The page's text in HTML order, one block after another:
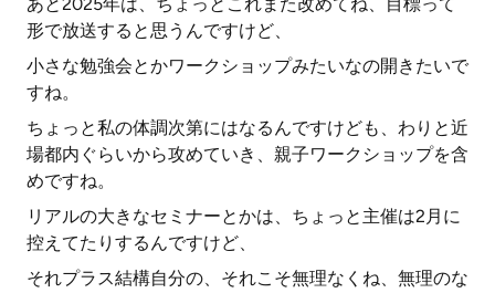
形で放送すると思うんですけど、
小さな勉強会とかワークショップみたいなの開きたいで
すね。
ちょっと私の体調次第にはなるんですけども、わりと近
場都内ぐらいから攻めていき、親子ワークショップを含
めですね。
リアルの大きなセミナーとかは、ちょっと主催は2月に
控えてたりするんですけど、
それプラス結構自分の、それこそ無理なくね、無理のな